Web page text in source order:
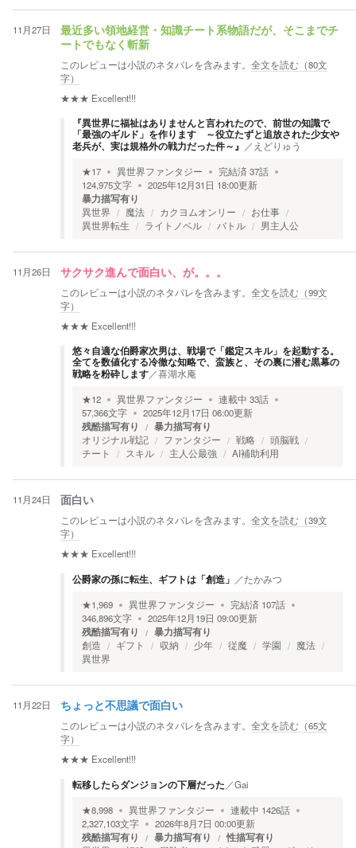
11月27日
最近多い領地経営・知識チート系物語だが、そこまでチ
ートでもなく斬新
このレビューは小説のネタバレを含みます。 全文を読む（80文
字）
★★★ Excellent!!!
『異世界に福祉はありませんと言われたので、前世の知識で
「最強のギルド」を作ります ～役立たずと追放された少女や
老兵が、実は規格外の戦力だった件～』 ／ えどりゅう
★17 異世界ファンタジー 完結済37話
124,975文字 2025年12月31日 18:00更新
暴力描写有り
異世界 魔法 カクヨムオンリー
お仕事
異世界転生
ライトノベル バトル 男主人公
11月26日 サクサク進んで面白い、が。。。
このレビューは小説のネタバレを含みます。 全文を読む（99文
字）
★★★ Excellent!!!
悠々自適な伯爵家次男は、戦場で「鑑定スキル」を起動する。
全てを数値化する冷徹な知略で、蛮族と、その裏に潜む黒幕の
戦略を粉砕します／喜湖水庵
★12 異世界ファンタジー 連載中 33話
57,366文字 2025年12月17日 06:00更新
残酷描写有り 暴力描写有り
オリジナル戦記 ファンタジー 戦略
頭脳戦
チート
スキル 主人公最強 AI補助利用
11月24日 面白い
このレビューは小説のネタバレを含みます。 全文を読む（39文
字）
★★★ Excellent!!!
公爵家の孫に転生、ギフトは「創造」 ／たかみつ
★1,969 異世界ファンタジー 完結済 107話
346,896文字 2025年12月19日 09:00更新
残酷描写有り 暴力描写有り
創造 ギフト 収納 少年 従魔 学園
魔法
異世界
11月22日 ちょっと不思議で面白い
このレビューは小説のネタバレを含みます。 全文を読む（65文
字）
★★★ Excellent!!!
転移したらダンジョンの下層だった ／Gai
★8,998 異世界ファンタジー 連載中 1426話
2,327,103文字 2026年8月7日 00:00更新
残酷描写有り 暴力描写有り 性描写有り